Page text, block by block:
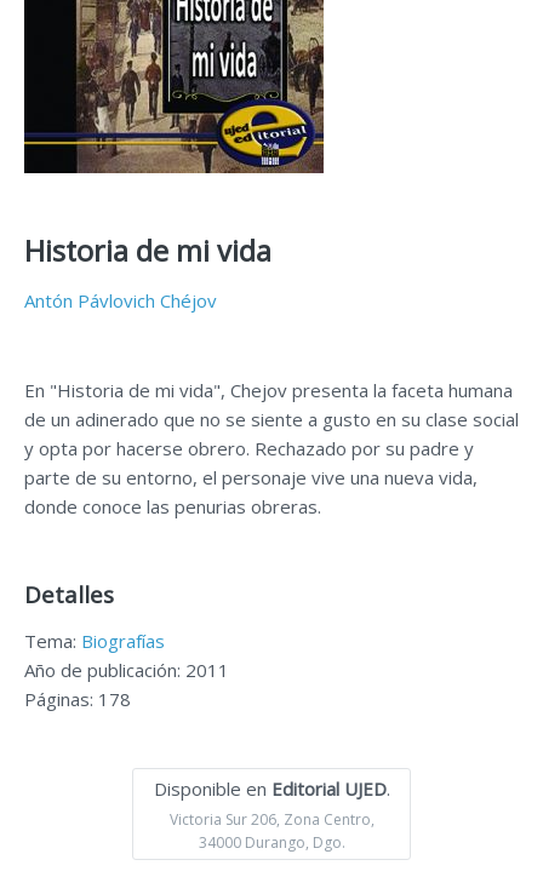
Historia de mi vida
Antón Pávlovich Chéjov
En "Historia de mi vida", Chejov presenta la faceta humana
de un adinerado que no se siente a gusto en su clase social
y opta por hacerse obrero. Rechazado por su padre y
parte de su entorno, el personaje vive una nueva vida,
donde conoce las penurias obreras.
Detalles
Tema: Biografías
Año de publicación: 2011
Páginas: 178
Disponible en Editorial UJED.
Victoria Sur 206, Zona Centro,
34000 Durango, Dgo.